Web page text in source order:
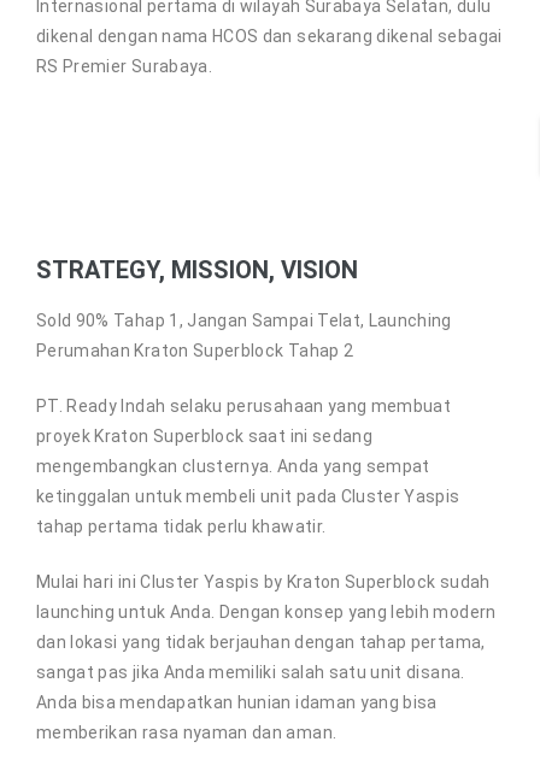
Internasional pertama di wilayah Surabaya Selatan, dulu
dikenal dengan nama HCOS dan sekarang dikenal sebagai
RS Premier Surabaya.
STRATEGY, MISSION, VISION
Sold 90% Tahap 1, Jangan Sampai Telat, Launching
Perumahan Kraton Superblock Tahap 2
PT. Ready Indah selaku perusahaan yang membuat
proyek Kraton Superblock saat ini sedang
mengembangkan clusternya. Anda yang sempat
ketinggalan untuk membeli unit pada Cluster Yaspis
tahap pertama tidak perlu khawatir.
Mulai hari ini Cluster Yaspis by Kraton Superblock sudah
launching untuk Anda. Dengan konsep yang lebih modern
dan lokasi yang tidak berjauhan dengan tahap pertama,
sangat pas jika Anda memiliki salah satu unit disana.
Anda bisa mendapatkan hunian idaman yang bisa
memberikan rasa nyaman dan aman.